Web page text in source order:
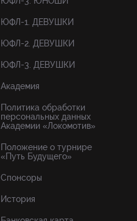
ЮФЛ-1. ДЕВУШКИ
ЮФЛ-2. ДЕВУШКИ
ЮФЛ-3. ДЕВУШКИ
Академия
Политика обработки
персональных данных
Академии «Локомотив»
Положение о турнире
«Путь Будущего»
Спонсоры
История